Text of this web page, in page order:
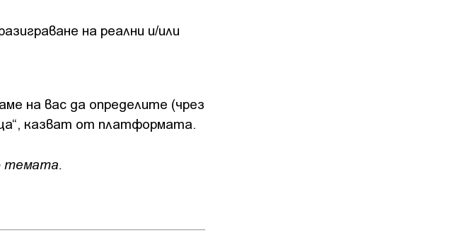
на реални и/или
на вас да определите (чрез
казват от платформата.
темата.